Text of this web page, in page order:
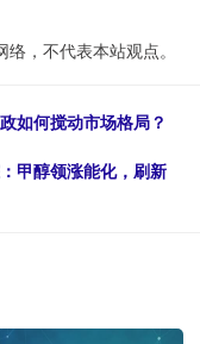
，不代表本站观点。
如何搅动市场格局？
甲醇领涨能化，刷新